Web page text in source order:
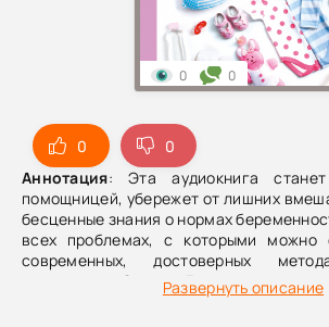
0
0
Аннотация: Эта аудиокнига
помощницей, убережет от лишних
бесценные знания о нормах
всех проблемах, с которыми можно
современных, достоверных
диагностики.Ольга Белоконь –
акушер-гинеколог, влюбленный в
Развернуть описание
0 0